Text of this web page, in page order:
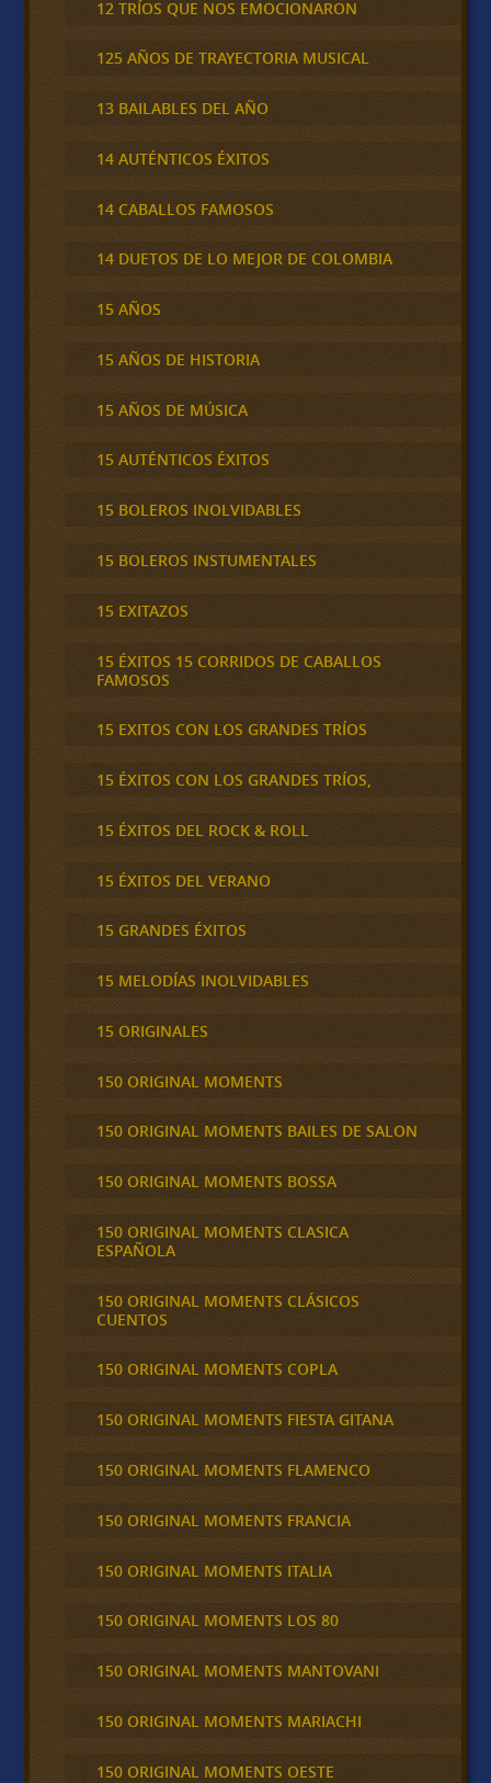
12 TRÍOS QUE NOS EMOCIONARON
125 AÑOS DE TRAYECTORIA MUSICAL
13 BAILABLES DEL AÑO
14 AUTÉNTICOS ÉXITOS
14 CABALLOS FAMOSOS
14 DUETOS DE LO MEJOR DE COLOMBIA
15 AÑOS
15 AÑOS DE HISTORIA
15 AÑOS DE MÚSICA
15 AUTÉNTICOS ÉXITOS
15 BOLEROS INOLVIDABLES
15 BOLEROS INSTUMENTALES
15 EXITAZOS
15 ÉXITOS 15 CORRIDOS DE CABALLOS
FAMOSOS
15 EXITOS CON LOS GRANDES TRÍOS
15 ÉXITOS CON LOS GRANDES TRÍOS,
15 ÉXITOS DEL ROCK & ROLL
15 ÉXITOS DEL VERANO
15 GRANDES ÉXITOS
15 MELODÍAS INOLVIDABLES
15 ORIGINALES
150 ORIGINAL MOMENTS
150 ORIGINAL MOMENTS BAILES DE SALON
150 ORIGINAL MOMENTS BOSSA
150 ORIGINAL MOMENTS CLASICA
ESPAÑOLA
150 ORIGINAL MOMENTS CLÁSICOS
CUENTOS
150 ORIGINAL MOMENTS COPLA
150 ORIGINAL MOMENTS FIESTA GITANA
150 ORIGINAL MOMENTS FLAMENCO
150 ORIGINAL MOMENTS FRANCIA
150 ORIGINAL MOMENTS ITALIA
150 ORIGINAL MOMENTS LOS 80
150 ORIGINAL MOMENTS MANTOVANI
150 ORIGINAL MOMENTS MARIACHI
150 ORIGINAL MOMENTS OESTE